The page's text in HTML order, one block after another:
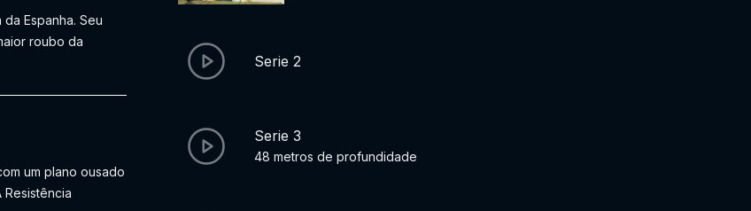
Espanha. Seu
roubo da
um plano ousado
Serie 2
Serie 3
48 metros de profundidade